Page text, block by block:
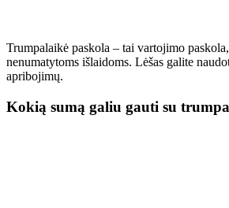
Trumpalaikė paskola – tai vartojimo
nenumatytoms išlaidoms. Lėšas galite
apribojimų.
Kokią sumą galiu gauti su